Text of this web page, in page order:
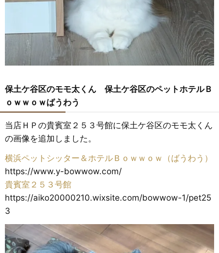
保土ケ谷区のモモ太くん 保土ケ谷区のペットホテルＢ
ｏｗｗｏｗばうわう
当店ＨＰの貴賓室２５３号館に保土ケ谷区のモモ太くん
の画像を追加しました。
横浜ペットシッター＆ホテルＢｏｗｗｏｗ（ばうわう）
https://www.y-bowwow.com/
貴賓室２５３号館
https://aiko20000210.wixsite.com/bowwow-1/pet25
3